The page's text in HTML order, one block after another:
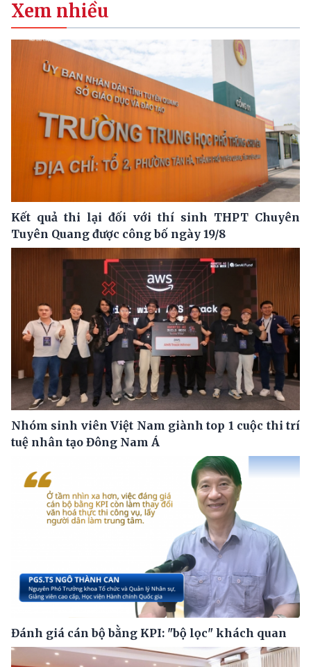
Xem nhiều
Kết quả thi lại đối với thí sinh THPT Chuyên
Tuyên Quang được công bố ngày 19/8
Nhóm sinh viên Việt Nam giành top 1 cuộc thi trí
tuệ nhân tạo Đông Nam Á
Đánh giá cán bộ bằng KPI: "bộ lọc" khách quan